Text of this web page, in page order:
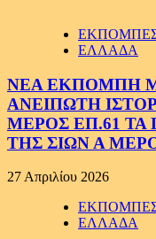
ΕΛΛΑΔΑ
ΝΕΑ ΕΚΠΟΜΠΗ
ΑΝΕΙΠΩΤΗ
ΜΕΡΟΣ ΕΠ.61
ΤΗΣ ΣΙΩΝ Α
27 Απριλίου 2026
ΕΛΛΑΔΑ